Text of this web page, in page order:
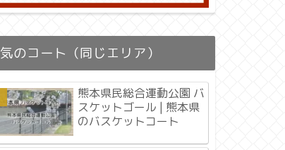
のコート（同じエリア）
熊本県民総合運動公園 バ
スケットゴール | 熊本県
のバスケットコート